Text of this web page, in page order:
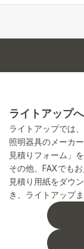
ライトアップ
ライトアップでは
照明器具のメーカ
見積りフォーム」
その他、FAXでも
見積り用紙をダウ
き、ライトアップ